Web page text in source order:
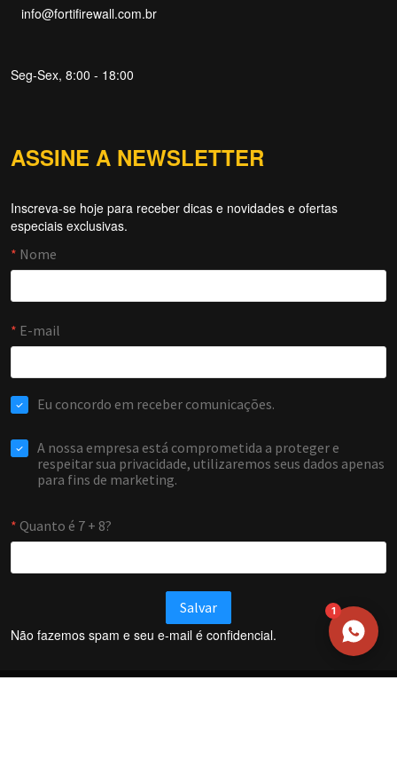
info@fortifirewall.com.br
Seg-Sex, 8:00 - 18:00
ASSINE A NEWSLETTER
Inscreva-se hoje para receber dicas e novidades e ofertas
especiais exclusivas.
Não fazemos spam e seu e-mail é confidencial.
Forti Firewall
EMAIL
WHATSAPP / TELEFONE
1